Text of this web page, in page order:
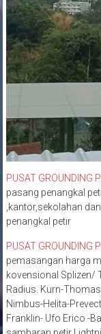
PUSAT GROUNDING
pasang penangkal
,kantor,sekolahan
penangkal petir
PUSAT GROUNDING
pemasangan harga
kovensional Splizen/
Radius. Kurn-
Nimbus-Helita-
Franklin- Ufo Erico -